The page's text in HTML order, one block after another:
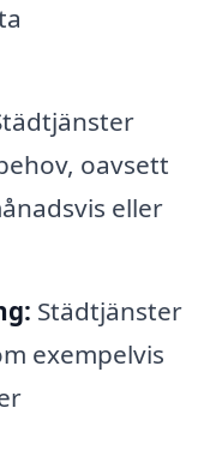
oavsett
eller
Städtjänster
exempelvis